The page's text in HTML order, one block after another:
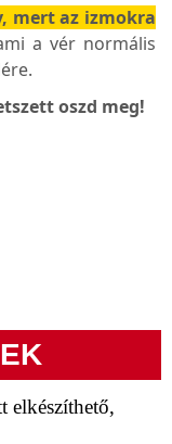
mert az izmokra
a vér normális
oszd meg!
elkészíthető,